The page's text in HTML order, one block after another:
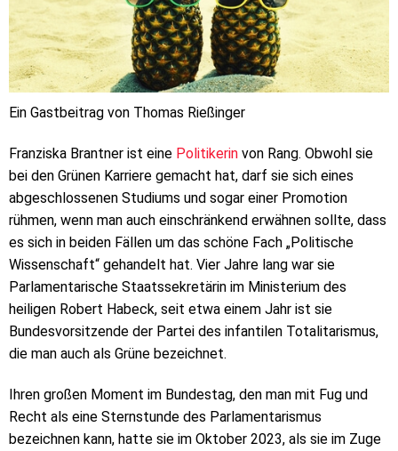
Ein Gastbeitrag von Thomas Rießinger
Franziska Brantner ist eine Politikerin von Rang. Obwohl sie
bei den Grünen Karriere gemacht hat, darf sie sich eines
abgeschlossenen Studiums und sogar einer Promotion
rühmen, wenn man auch einschränkend erwähnen sollte, dass
es sich in beiden Fällen um das schöne Fach „Politische
Wissenschaft“ gehandelt hat. Vier Jahre lang war sie
Parlamentarische Staatssekretärin im Ministerium des
heiligen Robert Habeck, seit etwa einem Jahr ist sie
Bundesvorsitzende der Partei des infantilen Totalitarismus,
die man auch als Grüne bezeichnet.
Ihren großen Moment im Bundestag, den man mit Fug und
Recht als eine Sternstunde des Parlamentarismus
bezeichnen kann, hatte sie im Oktober 2023, als sie im Zuge